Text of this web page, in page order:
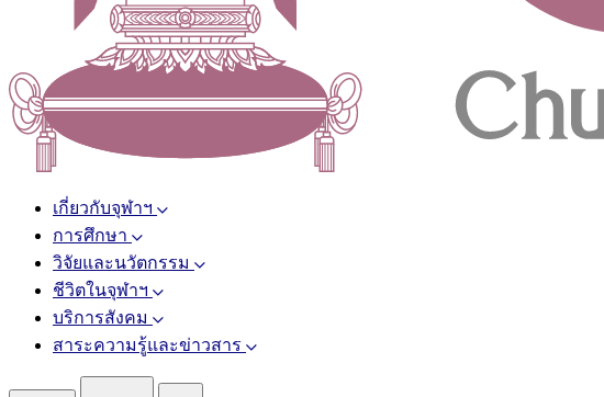
เกี่ยวกับจุฬาฯ
การศึกษา
วิจัยและนวัตกรรม
ชีวิตในจุฬาฯ
บริการสังคม
สาระความรู้และข่าวสาร